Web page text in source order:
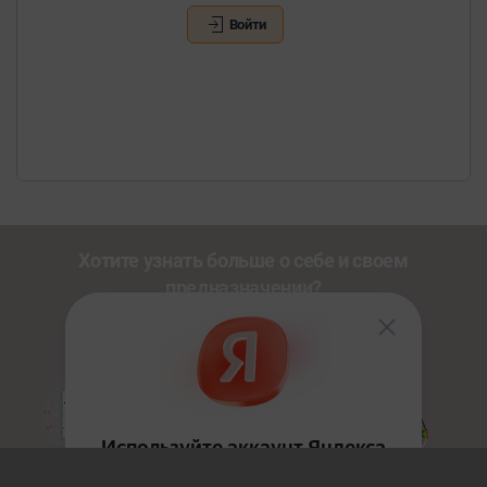
Войти
Познакомьтесь с другими нашими сервисами со
по промокоду